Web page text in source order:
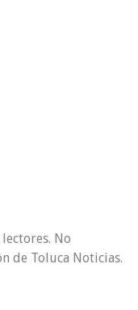
No
de Toluca Noticias.